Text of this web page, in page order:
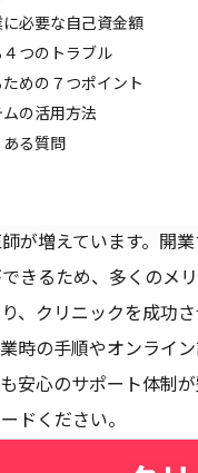
に必要な自己資金額
つのトラブル
めの７つポイント
の活用方法
る質問
が増えています。開
きるため、多くのメ
、クリニックを成功
時の手順やオンライ
安心のサポート体制
ドください。